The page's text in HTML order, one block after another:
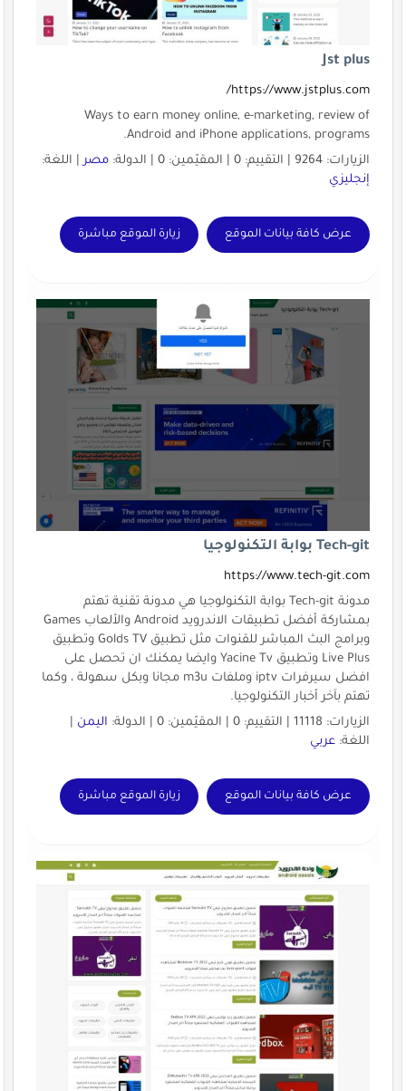
Jst plus
https://www.jstplus.com/
Ways to earn money online, e-marketing, review of
Android and iPhone applications, programs.
الزيارات: 9264 | التقييم: 0 | المقيّمين: 0 | الدولة:
مصر| اللغة:
إنجليزي
عرض كافة بيانات الموقع زيارة الموقع مباشرة
Tech-git بوابة التكنولوجيا
https://www.tech-git.com
مدونة Tech-git بوابة التكنولوجيا هي مدونة تقنية تهتم
بمشاركة أفضل تطبيقات الاندرويد Android والألعاب Games
وبرامج البث المباشر للقنوات مثل تطبيق Golds TV وتطبيق
Live Plus وتطبيق Yacine Tv وايضا يمكنك ان تحصل على
افضل سيرفرات iptv وملفات m3u مجانا وبكل سهولة ، وكما
تهتم بآخر أخبار التكنولوجيا.
الزيارات: 11118 | التقييم: 0 | المقيّمين: 0 | الدولة:
اليمن|
اللغة: عربي
عرض كافة بيانات الموقع زيارة الموقع مباشرة